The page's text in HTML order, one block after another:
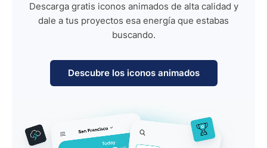
Descarga gratis iconos animados de alta calidad y
dale a tus proyectos esa energía que estabas
buscando.
Descubre los iconos animados